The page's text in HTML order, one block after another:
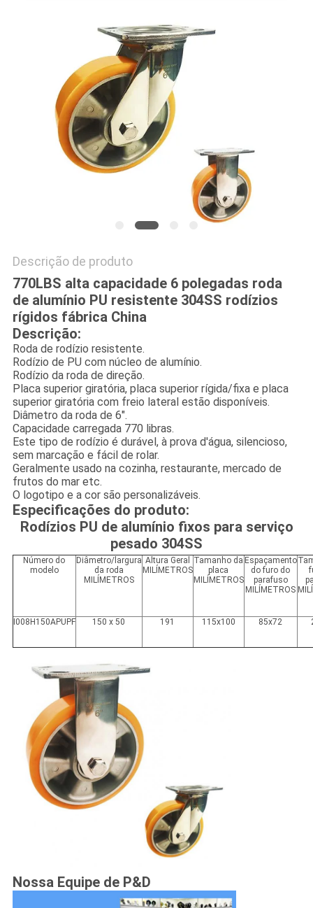
POLICY
Descrição de produto
770LBS alta capacidade 6 polegadas roda
de alumínio PU resistente 304SS rodízios
rígidos fábrica China
Descrição:
Roda de rodízio resistente.
Rodízio de PU com núcleo de alumínio.
Rodízio da roda de direção.
Placa superior giratória, placa superior rígida/fixa e placa
superior giratória com freio lateral estão disponíveis.
Diâmetro da roda de 6".
Capacidade carregada 770 libras.
Este tipo de rodízio é durável, à prova d'água, silencioso,
sem marcação e fácil de rolar.
Geralmente usado na cozinha, restaurante, mercado de
frutos do mar etc.
O logotipo e a cor são personalizáveis.
Especificações do produto:
Rodízios PU de alumínio fixos para serviço
pesado 304SS
Número do
modelo
Diâmetro/largura
da roda
MILÍMETROS
Altura Geral
MILÍMETROS
Tamanho da
placa
MILÍMETROS
Espaçamento
do furo do
parafuso
MILÍMETROS
I008H150APUPF 150 x 50 191 115x100 85x72
Nossa Equipe de P&D